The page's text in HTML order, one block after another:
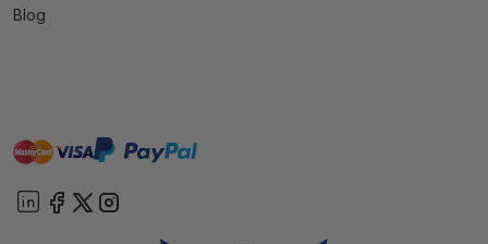
Blog
mastervisa paypal